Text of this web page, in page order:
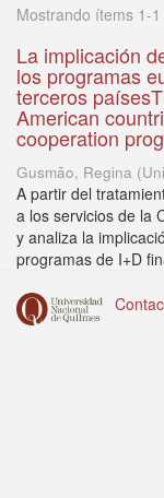
Mostrando ítems 1-1
La implicación
los programas
terceros
American
cooperation
Gusmão, Regina (
A partir del
a los servicios de la
y analiza la
programas de I+D